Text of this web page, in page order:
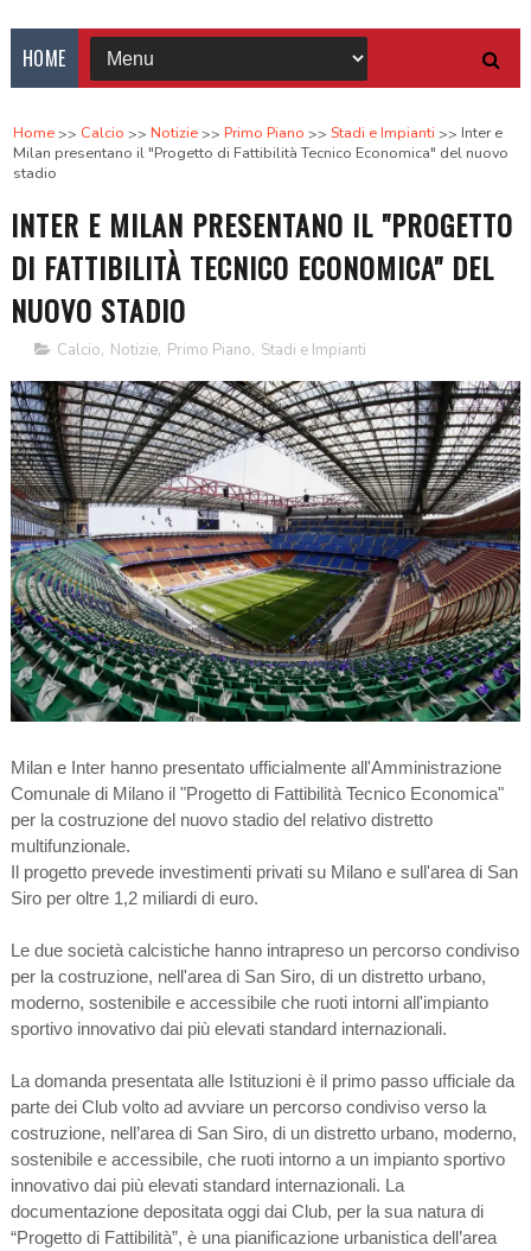
HOME
Home Calcio Notizie Primo Piano Stadi e Impianti
Inter e
Milan presentano il "Progetto di Fattibilità Tecnico Economica" del nuovo
stadio
INTER E MILAN PRESENTANO IL "PROGETTO
DI FATTIBILITÀ TECNICO ECONOMICA" DEL
NUOVO STADIO
Calcio, Notizie, Primo Piano, Stadi e Impianti
Milan e Inter hanno presentato ufficialmente all'Amministrazione
Comunale di Milano il "Progetto di Fattibilità Tecnico Economica"
per la costruzione del nuovo stadio del relativo distretto
multifunzionale.
Il progetto prevede investimenti privati su Milano e sull'area di San
Siro per oltre 1,2 miliardi di euro.
Le due società calcistiche hanno intrapreso un percorso condiviso
per la costruzione, nell'area di San Siro, di un distretto urbano,
moderno, sostenibile e accessibile che ruoti intorni all'impianto
sportivo innovativo dai più elevati standard internazionali.
La domanda presentata alle Istituzioni è il primo passo ufficiale da
parte dei Club volto ad avviare un percorso condiviso verso la
costruzione, nell’area di San Siro, di un distretto urbano, moderno,
sostenibile e accessibile, che ruoti intorno a un impianto sportivo
innovativo dai più elevati standard internazionali. La
documentazione depositata oggi dai Club, per la sua natura di
“Progetto di Fattibilità”, è una pianificazione urbanistica dell’area